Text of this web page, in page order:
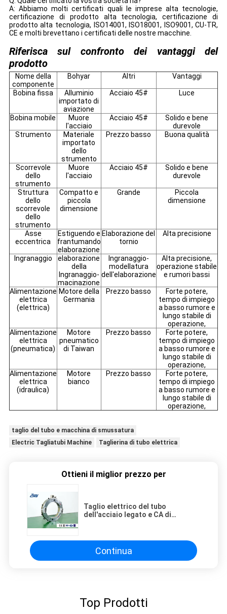
A: Abbiamo molti certificati quali le imprese alta tecnologie,
certificazione di prodotto alta tecnologia, certificazione di
prodotto alta tecnologia, ISO14001, ISO18001, ISO9001, CU-TR,
CE e molti brevettano i certificati delle nostre macchine.
Riferisca sul confronto dei vantaggi del
prodotto
Nome della
componente
Bohyar Altri Vantaggi
Bobina fissa
Alluminio
importato di
aviazione
Acciaio 45# Luce
Bobina mobile
Muore
l'acciaio
Acciaio 45#
Solido e bene
durevole
Strumento
Materiale
importato
dello
strumento
Prezzo basso Buona qualità
Scorrevole
dello
strumento
Muore
l'acciaio
Acciaio 45#
Solido e bene
durevole
Struttura
dello
scorrevole
dello
strumento
Compatto e
piccola
dimensione
Grande
Piccola
dimensione
Asse
eccentrica
Estiguendo e
frantumando
elaborazione
Elaborazione del
tornio
Alta precisione
Ingranaggio
elaborazione
della
Ingranaggio-
macinazione
Ingranaggio-
modellatura
dell'elaborazione
Alta precisione,
operazione stabile
e rumori bassi
Alimentazione
elettrica
(elettrica)
Motore della
Germania
Prezzo basso
Forte potere,
tempo di impiego
a basso rumore e
lungo stabile di
operazione,
Alimentazione
elettrica
(pneumatica)
Motore
pneumatico
di Taiwan
Prezzo basso
Forte potere,
tempo di impiego
a basso rumore e
lungo stabile di
operazione,
Alimentazione
elettrica
(idraulica)
Motore
bianco
Prezzo basso
Forte potere,
tempo di impiego
a basso rumore e
lungo stabile di
operazione,
taglio del tubo e macchina di smussatura
Electric Tagliatubi Machine
Taglierina di tubo elettrica
Ottieni il miglior prezzo per
Taglio elettrico del tubo
dell'acciaio legato e CA di
Continua
Top Prodotti